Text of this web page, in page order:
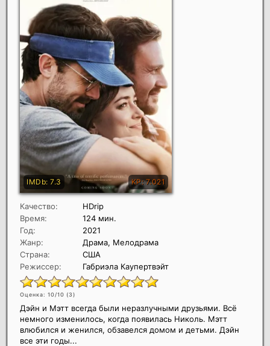
Качество:
HDrip
Время:
124 мин.
Год:
2021
Жанр:
Драма, Мелодрама
Страна:
США
Режиссер:
Габриэла Каупертвэйт
Оценка: 10/10 (3)
Дэйн и Мэтт всегда были неразлучными друзьями. Всё
немного изменилось, когда появилась Николь. Мэтт
влюбился и женился, обзавелся домом и детьми. Дэйн
все эти годы...